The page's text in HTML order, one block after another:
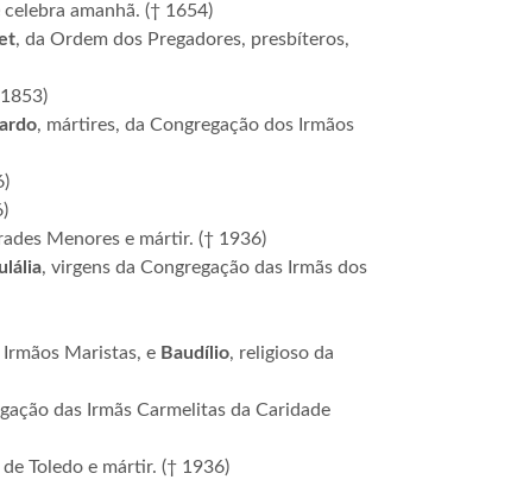
amanhã. († 1654)
, da Ordem dos Pregadores, presbíteros,
, mártires, da Congregação dos Irmãos
Menores e mártir. († 1936)
, virgens da Congregação das Irmãs dos
Maristas, e Baudílio, religioso da
das Irmãs Carmelitas da Caridade
Toledo e mártir. († 1936)